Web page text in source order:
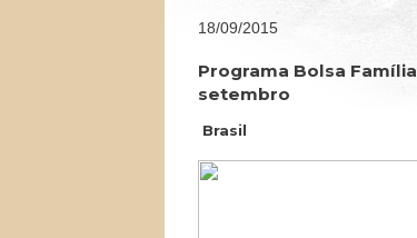
18/09/2015
Programa Bolsa
setembro
Brasil